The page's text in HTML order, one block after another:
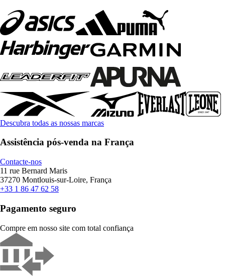
Descubra todas as nossas marcas
Assistência pós-venda na França
Contacte-nos
11 rue Bernard Maris
37270 Montlouis-sur-Loire, França
+33 1 86 47 62 58
Pagamento seguro
Compre em nosso site com total confiança